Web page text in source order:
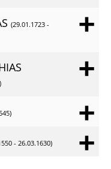
(29.01.1723 -
- 26.03.1630)